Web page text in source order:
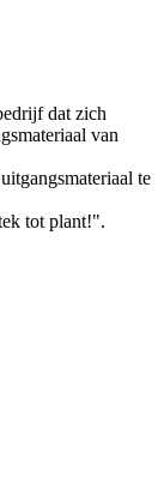
dat zich
van
te
tot plant!".